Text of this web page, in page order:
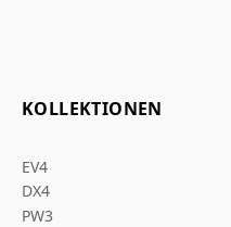
KOLLEKTIONEN
EV4
DX4
PW3